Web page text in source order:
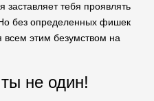
заставляет тебя проявлять
без определенных фишек
всем этим безумством на
не один!